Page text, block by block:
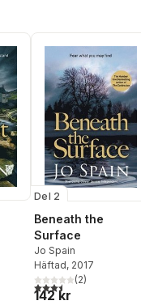
antal röster:
Del 2
Beneath the
Surface
Jo Spain
Häftad, 2017
3,5utav 5 stjärnor.
(2)
142 kr